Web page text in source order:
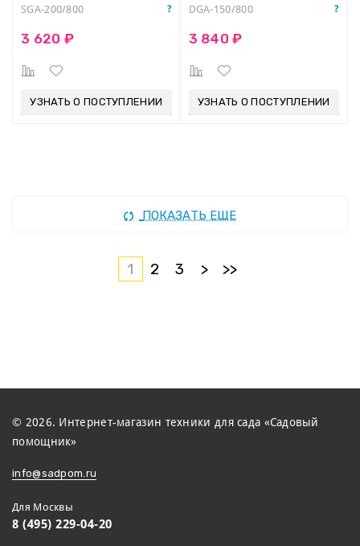
SGA-200/800
3 620 ₽
УЗНАТЬ О ПОСТУПЛЕНИИ
DGA-150/800
3 840 ₽
УЗНАТЬ О ПОСТУПЛЕНИИ
ПОКАЗАТЬ ЕЩЕ
1 2 3 > >>
© 2026. Интернет-магазин техники для сада «Садовый
помощник»
info@sadpom.ru
Для Москвы
8 (495) 229-04-20